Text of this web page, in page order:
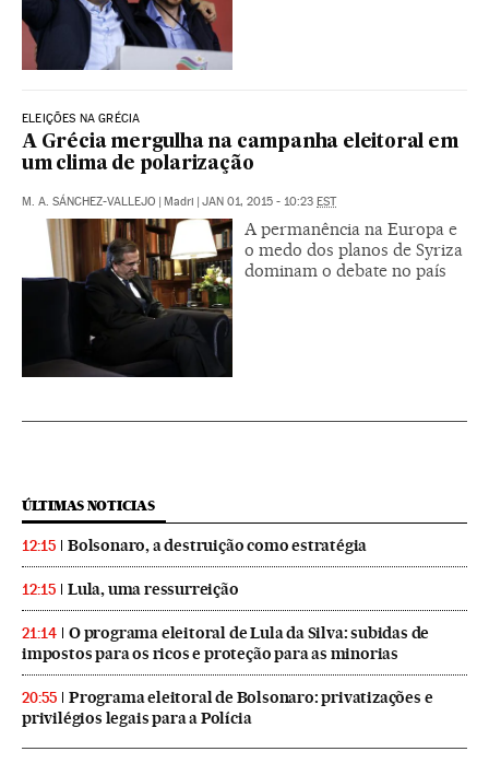
ELEIÇÕES NA GRÉCIA
A Grécia mergulha na campanha eleitoral em
um clima de polarização
M. A. SÁNCHEZ-VALLEJO | Madri | JAN 01, 2015 - 10:23 EST
A permanência na Europa e
o medo dos planos de Syriza
dominam o debate no país
ÚLTIMAS NOTICIAS
12:15 Bolsonaro, a destruição como estratégia
12:15 Lula, uma ressurreição
21:14
O programa eleitoral de Lula da Silva: subidas de
impostos para os ricos e proteção para as minorias
20:55
Programa eleitoral de Bolsonaro: privatizações e
privilégios legais para a Polícia